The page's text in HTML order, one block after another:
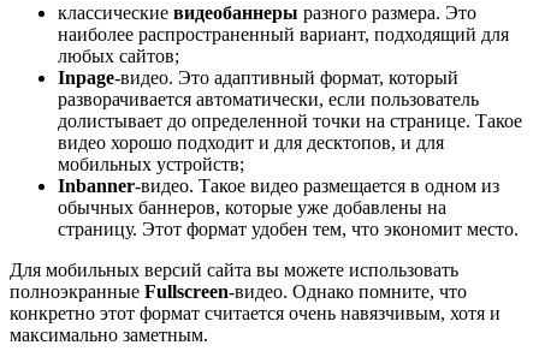
классические видеобаннеры разного размера. Это
наиболее распространенный вариант, подходящий для
любых сайтов;
Inpage-видео. Это адаптивный формат, который
разворачивается автоматически, если пользователь
долистывает до определенной точки на странице. Такое
видео хорошо подходит и для десктопов, и для
мобильных устройств;
Inbanner-видео. Такое видео размещается в одном из
обычных баннеров, которые уже добавлены на
страницу. Этот формат удобен тем, что экономит место.
Для мобильных версий сайта вы можете использовать
полноэкранные Fullscreen-видео. Однако помните, что
конкретно этот формат считается очень навязчивым, хотя и
максимально заметным.